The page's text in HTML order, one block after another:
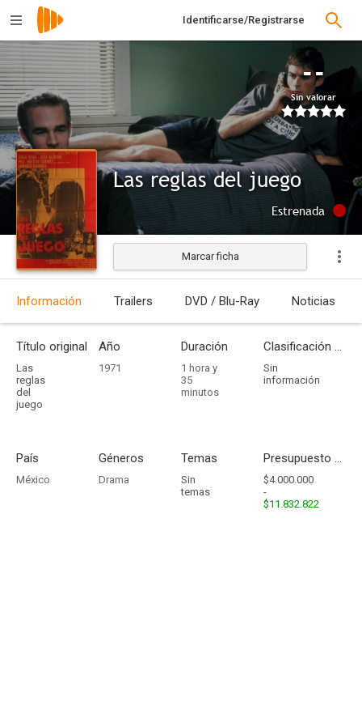
Identificarse/Registrarse
--
Sin valorar
Las reglas del juego
Estrenada
Marcar ficha
Información Trailers DVD / Blu-Ray Noticias
Título original
Las
reglas
del
juego
Año
1971
Duración
1 hora y
35
minutos
Clasificación por edades
Sin
información
País
México
Géneros
Drama
Temas
Sin
temas
Presupuesto - Ingresos
$4.000.000
-
$11.832.822